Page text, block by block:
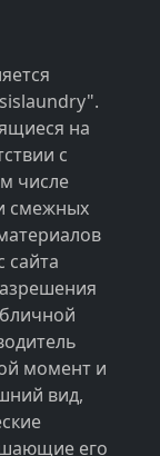
на
с
числе
смежных
сайта
момент и
вид,
его